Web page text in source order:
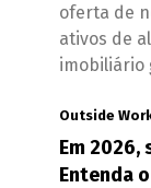
oferta de
ativos de
imobiliário
Outside
Em 2026,
Entenda